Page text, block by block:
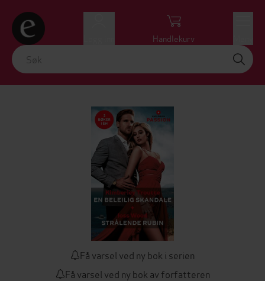
Handlekurv
Få varsel ved ny bok i serien
Få varsel ved ny bok av forfatteren